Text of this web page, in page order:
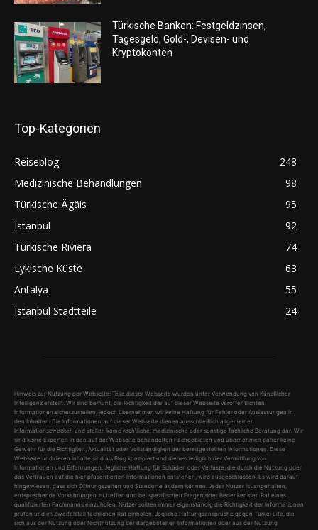
Türkische Banken: Festgeldzinsen,
Tagesgeld, Gold-, Devisen- und
Kryptokonten
Top-Kategorien
Reiseblog
248
Medizinische Behandlungen
98
Türkische Ägäis
95
Istanbul
92
Türkische Riviera
74
Lykische Küste
63
Antalya
55
Istanbul Stadtteile
24
Hinweis zur Nutzung der Webseite: Teile dieser Webseite wurden unter Verwendung von Künstlicher
Intelligenz erstellt. Wir sind bemüht, die Richtigkeit der auf dieser Webseite veröffentlichten
Informationen sicherzustellen, jedoch übernehmen wir keine Haftung für Fehler oder Auslassungen in
den Inhalten. Die Informationen auf dieser Webseite dienen ausschließlich allgemeinen
Informationszwecken und stellen keine rechtliche, medizinische oder sonstige fachliche Beratung dar. Wir
sind keine Experten in den auf der Webseite behandelten Fachgebieten und übernehmen daher keine
Gewähr für die Richtigkeit, Aktualität oder Vollständigkeit der bereitgestellten Informationen. Diese
Webseite und deren Inhalte sind als Blog konzipiert und dienen lediglich der Vermittlung von
Informationen und Erfahrungen. Jegliche Haftung für Schäden oder Verluste, die durch die Nutzung oder
das Vertrauen auf die hier präsentierten Informationen entstehen, wird ausgeschlossen. Es wird darauf
hingewiesen, dass sich Öffnungszeiten und Standorte ändern können. Jeder Nutzer ist angehalten,
entsprechende Vorkehrungen zu treffen und bei spezifischen Fragen oder Bedenken den Rat eines
qualifizierten Fachmanns einzuholen. Nutzer sollten immer eigenständig die Richtigkeit der Informationen
prüfen und im Zweifelsfall fachlichen Rat einholen. Jegliche Haftungsansprüche gegen Türkei Life, die
sich aus der Nutzung oder Nichtnutzung der dargebotenen Informationen oder aus der Nutzung